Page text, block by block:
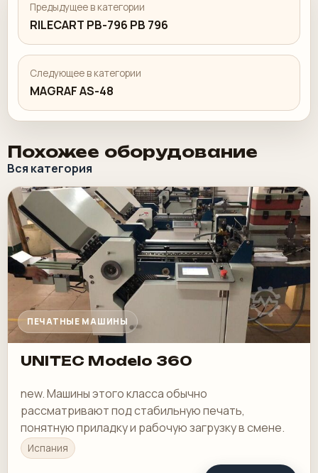
Предыдущее в категории
RILECART PB-796 PB 796
Следующее в категории
MAGRAF AS-48
Похожее оборудование
Вся категория
ПЕЧАТНЫЕ МАШИНЫ
UNITEC Modelo 360
new. Машины этого класса обычно
рассматривают под стабильную печать,
понятную приладку и рабочую загрузку в смене.
Испания